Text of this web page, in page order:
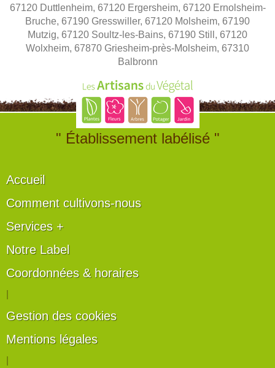
67120 Duttlenheim, 67120 Ergersheim, 67120 Ernolsheim-
Bruche, 67190 Gresswiller, 67120 Molsheim, 67190
Mutzig, 67120 Soultz-les-Bains, 67190 Still, 67120
Wolxheim, 67870 Griesheim-près-Molsheim, 67310
Balbronn
" Établissement labélisé "
Accueil
Comment cultivons-nous
Services +
Notre Label
Coordonnées & horaires
Gestion des cookies
Mentions légales